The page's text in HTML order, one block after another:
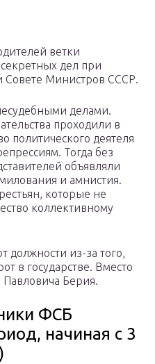
ветки
дел при
Министров СССР.
делами.
проходили в
политического деятеля
Тогда без
объявляли
и амнистия.
которые не
коллективному
должности из-за того,
в государстве. Вместо
Павловича Берия.
ФСБ
начиная с 3